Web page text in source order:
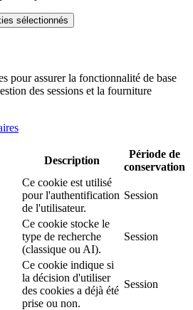
sélectionnés
pour assurer la fonctionnalité de base
des sessions et la fourniture
Description
Période de
conservation
Ce cookie est utilisé
pour l'authentification
de l'utilisateur.
Session
Ce cookie stocke le
type de recherche
(classique ou AI).
Session
Ce cookie indique si
la décision d'utiliser
des cookies a déjà été
prise ou non.
Session